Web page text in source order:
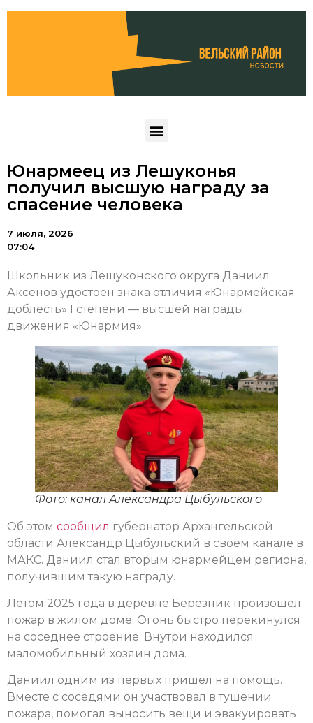
Юнармеец из Лешуконья
получил высшую награду за
спасение человека
7 июля, 2026
07:04
Школьник из Лешуконского округа Даниил
Аксенов удостоен знака отличия «Юнармейская
доблесть» I степени — высшей награды
движения «Юнармия».
Фото: канал Александра Цыбульского
Об этом сообщил губернатор Архангельской
области Александр Цыбульский в своём канале в
МАКС. Даниил стал вторым юнармейцем региона,
получившим такую награду.
Летом 2025 года в деревне Березник произошел
пожар в жилом доме. Огонь быстро перекинулся
на соседнее строение. Внутри находился
маломобильный хозяин дома.
Даниил одним из первых пришел на помощь.
Вместе с соседями он участвовал в тушении
пожара, помогал выносить вещи и эвакуировать